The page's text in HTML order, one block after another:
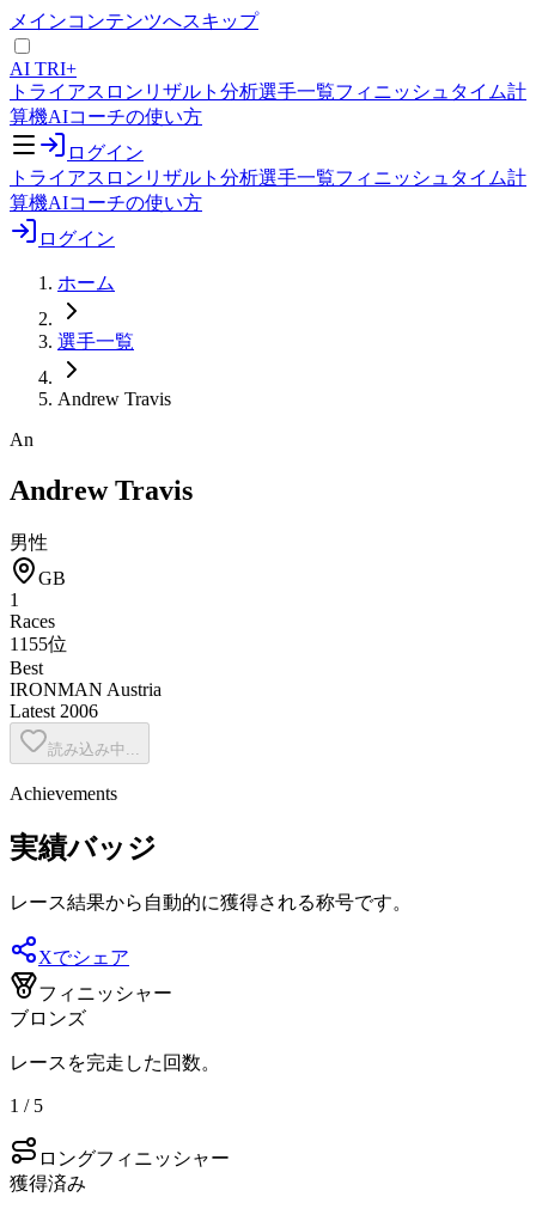
メインコンテンツへスキップ
AI TRI+
トライアスロンリザルト分析選手一覧フィニッシュタイム計
算機AIコーチの使い方
ログイン
トライアスロンリザルト分析選手一覧フィニッシュタイム計
算機AIコーチの使い方
ログイン
ホーム
選手一覧
Andrew Travis
An
Andrew Travis
男性
GB
1
Races
1155位
Best
IRONMAN Austria
Latest 2006
読み込み中...
Achievements
実績バッジ
レース結果から自動的に獲得される称号です。
Xでシェア
フィニッシャー
ブロンズ
レースを完走した回数。
1 / 5
ロングフィニッシャー
獲得済み